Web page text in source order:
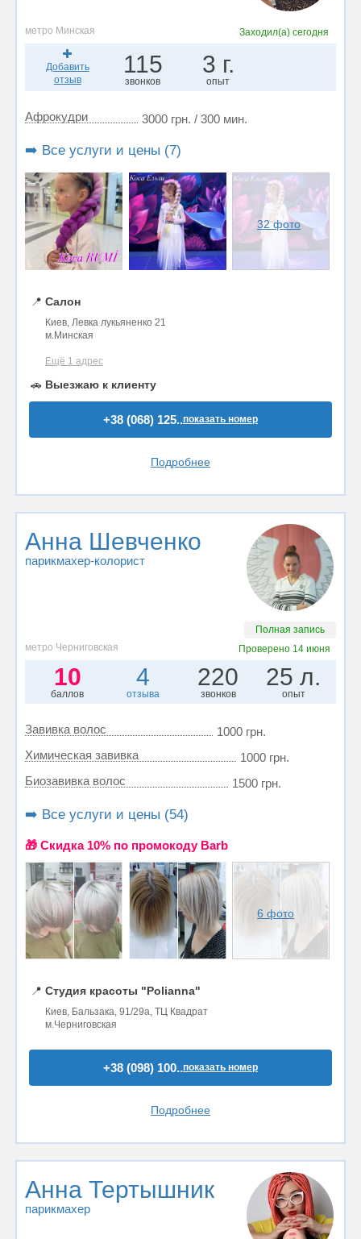
метро Минская Заходил(а)сегодня
Добавить
отзыв
115
звонков
3 г.
опыт
Афрокудри 3000 грн. / 300 мин.
➡️ Все услуги и цены (7)
32 фото
📍 Салон
Киев, Левка лукьяненко 21
м.Минская
Ещё 1 адрес
🚗 Выезжаю к клиенту
+38 (068) 125..показать номер
Подробнее
Анна Шевченко
парикмахер-колорист
Полная запись
метро Черниговская
Проверено 14 июня
10
баллов
4
отзыва
220
звонков
25 л.
опыт
Завивка волос
1000 грн.
Химическая завивка
1000 грн.
Биозавивка волос
1500 грн.
➡️ Все услуги и цены (54)
🎁 Cкидка 10% по промокоду Barb
6 фото
📍 Студия красоты "Polianna"
Киев, Бальзака, 91/29а, ТЦ Квадрат
м.Черниговская
+38 (098) 100..показать номер
Подробнее
Анна Тертышник
парикмахер